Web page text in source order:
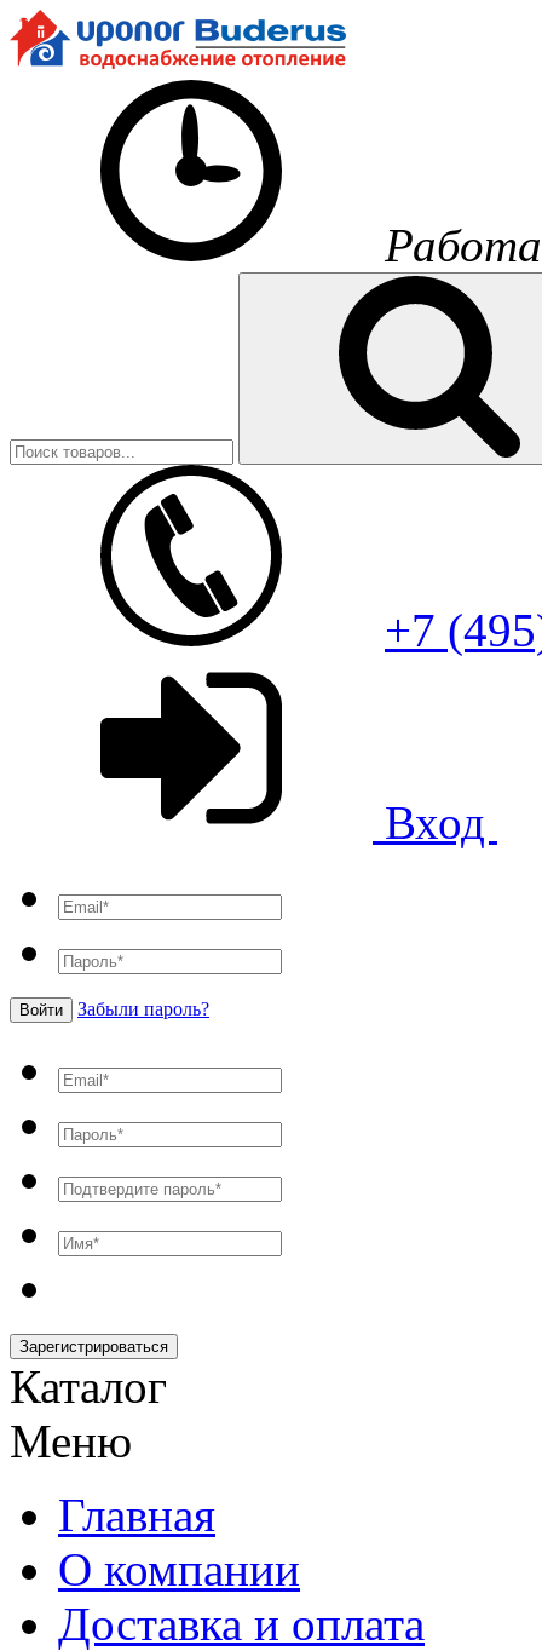
+7
Вход
Войти Забыли пароль?
Зарегистрироваться
Каталог
Меню
Главная
О компании
Доставка и оплата